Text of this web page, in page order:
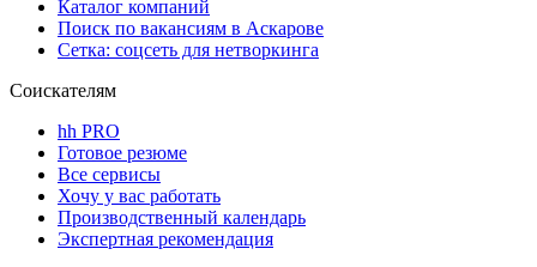
Каталог компаний
Поиск по вакансиям в Аскарове
Сетка: соцсеть для нетворкинга
Соискателям
hh PRO
Готовое резюме
Все сервисы
Хочу у вас работать
Производственный календарь
Экспертная рекомендация